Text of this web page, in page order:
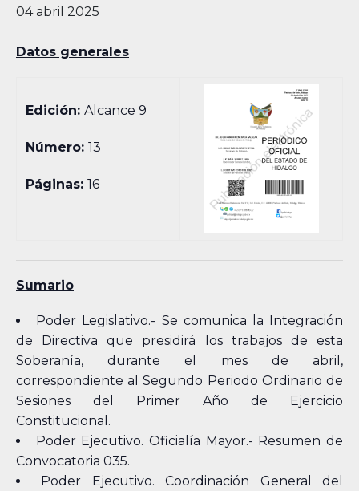
04 abril 2025
Datos generales
Edición:Alcance 9
Número:13
Páginas:16
Sumario
Poder Legislativo.- Se comunica la Integración
de Directiva que presidirá los trabajos de esta
Soberanía, durante el mes de abril,
correspondiente al Segundo Periodo Ordinario de
Sesiones del Primer Año de Ejercicio
Constitucional.
Poder Ejecutivo. Oficialía Mayor.- Resumen de
Convocatoria 035.
Poder Ejecutivo. Coordinación General del